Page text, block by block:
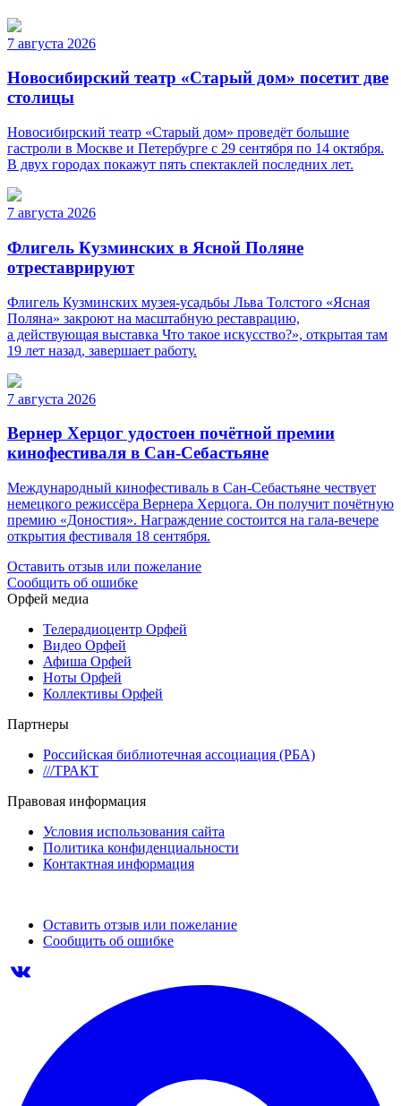
7 августа 2026
Новосибирский театр «Старый дом» посетит две
столицы
Новосибирский театр «Старый дом» проведёт большие
гастроли в Москве и Петербурге с 29 сентября по 14 октября.
В двух городах покажут пять спектаклей последних лет.
7 августа 2026
Флигель Кузминских в Ясной Поляне
отреставрируют
Флигель Кузминских музея-усадьбы Льва Толстого «Ясная
Поляна» закроют на масштабную реставрацию,
а действующая выставка Что такое искусство?», открытая там
19 лет назад, завершает работу.
7 августа 2026
Вернер Херцог удостоен почётной премии
кинофестиваля в Сан-Себастьяне
Международный кинофестиваль в Сан-Себастьяне чествует
немецкого режиссёра Вернера Херцога. Он получит почётную
премию «Доностия». Награждение состоится на гала-вечере
открытия фестиваля 18 сентября.
Оставить отзыв или пожелание
Сообщить об ошибке
Орфей медиа
Телерадиоцентр Орфей
Видео Орфей
Афиша Орфей
Ноты Орфей
Коллективы Орфей
Партнеры
Российская библиотечная ассоциация (РБА)
///ТРАКТ
Правовая информация
Условия использования сайта
Политика конфиденциальности
Контактная информация
Оставить отзыв или пожелание
Сообщить об ошибке